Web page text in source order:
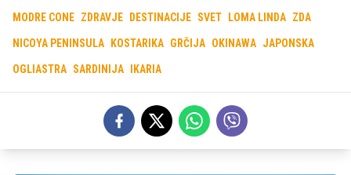
MODRE CONE ZDRAVJE DESTINACIJE SVET LOMA LINDA ZDA
NICOYA PENINSULA KOSTARIKA GRČIJA OKINAWA JAPONSKA
OGLIASTRA SARDINIJA IKARIA